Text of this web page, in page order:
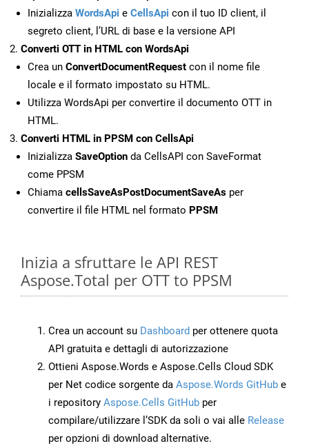
Inizializza WordsApi e CellsApi con il tuo ID client, il
segreto client, l’URL di base e la versione API
Converti OTT in HTML con WordsApi
Crea un ConvertDocumentRequest con il nome file
locale e il formato impostato su HTML.
Utilizza WordsApi per convertire il documento OTT in
HTML.
Converti HTML in PPSM con CellsApi
Inizializza SaveOption da CellsAPI con SaveFormat
come PPSM
Chiama cellsSaveAsPostDocumentSaveAs per
convertire il file HTML nel formato PPSM
Inizia a sfruttare le API REST
Aspose.Total per OTT to PPSM
Crea un account su Dashboard per ottenere quota
API gratuita e dettagli di autorizzazione
Ottieni Aspose.Words e Aspose.Cells Cloud SDK
per Net codice sorgente da Aspose.Words GitHub e
i repository Aspose.Cells GitHub per
compilare/utilizzare l’SDK da soli o vai alle Release
per opzioni di download alternative.